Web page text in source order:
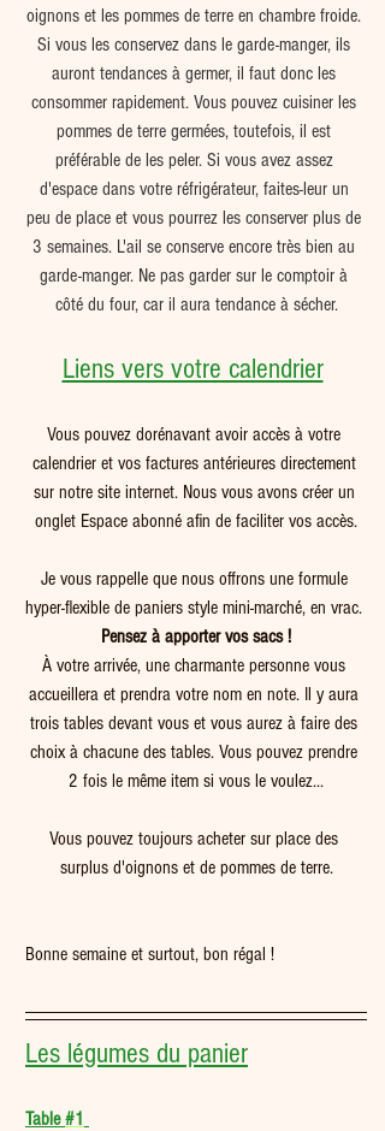
oignons et les pommes de terre en chambre froide.
Si vous les conservez dans le garde-manger, ils
auront tendances à germer, il faut donc les
consommer rapidement. Vous pouvez cuisiner les
pommes de terre germées, toutefois, il est
préférable de les peler. Si vous avez assez
d'espace dans votre réfrigérateur, faites-leur un
peu de place et vous pourrez les conserver plus de
3 semaines. L'ail se conserve encore très bien au
garde-manger. Ne pas garder sur le comptoir à
côté du four, car il aura tendance à sécher.
Liens vers votre calendrier
Vous pouvez dorénavant avoir accès à votre
calendrier et vos factures antérieures directement
sur notre site internet. Nous vous avons créer un
onglet Espace abonné afin de faciliter vos accès.
Je vous rappelle que nous offrons une formule
hyper-flexible de paniers style mini-marché, en vrac.
Pensez à apporter vos sacs !
À votre arrivée, une charmante personne vous
accueillera et prendra votre nom en note. Il y aura
trois tables devant vous et vous aurez à faire des
choix à chacune des tables. Vous pouvez prendre
2 fois le même item si vous le voulez...
Vous pouvez toujours acheter sur place des
surplus d'oignons et de pommes de terre.
Bonne semaine et surtout, bon régal !
Les légumes du panier
Table #1